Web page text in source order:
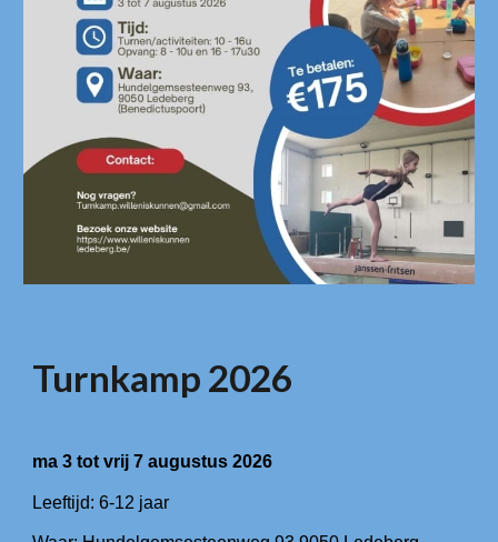
Turnkamp 2026
ma 3 tot vrij 7 augustus 2026
Leeftijd: 6-12 jaar